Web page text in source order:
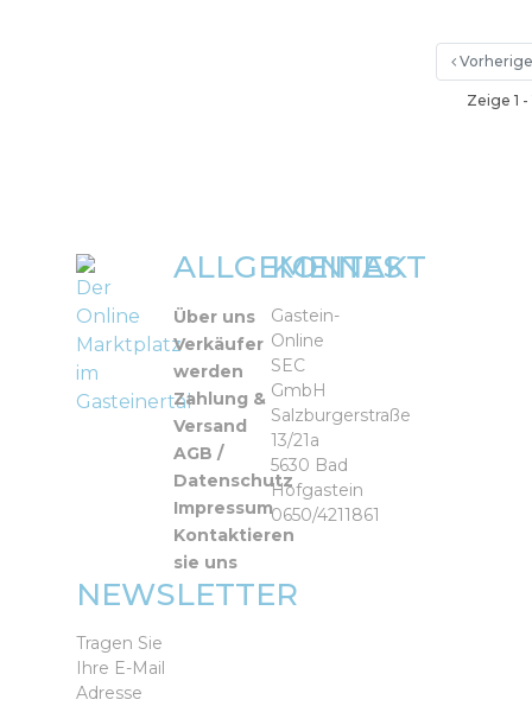
Zeige 1
Der
Online
Marktplatz
im
Gasteinertal
ALLGEMEINES
Über uns
Verkäufer
werden
Zahlung &
Versand
AGB /
Datenschutz
Impressum
Kontaktieren
sie uns
KONTAKT
Gastein-
Online
SEC
GmbH
Salzburgerstraße
13/21a
5630 Bad
Hofgastein
0650/4211861
NEWSLETTER
Tragen Sie
Ihre E-Mail
Adresse